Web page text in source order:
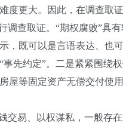
度更大。因此，在调查取
调查取证。“期权腐败”具
，既可以是言语表达、也
先约定”。二是紧紧围绕
屋等固定资产无偿交付使
交易、以权谋私，一般存